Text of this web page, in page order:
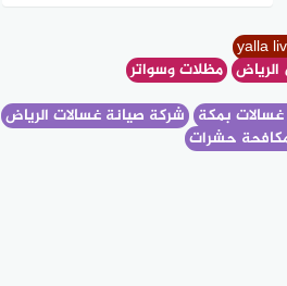
مظلات وسواتر
بمكةشركة صيانة غسالات الرياض
حشرات